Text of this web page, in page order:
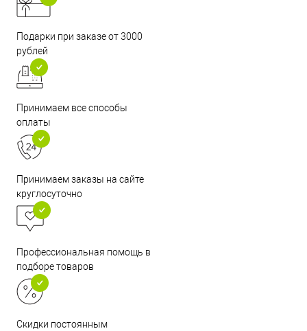
Подарки при заказе от 3000
рублей
Принимаем все способы
оплаты
Принимаем заказы на сайте
круглосуточно
Профессиональная помощь в
подборе товаров
Скидки постоянным